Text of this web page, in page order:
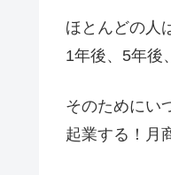
ほとんどの人
1年後、5年後
そのためにい
起業する！月